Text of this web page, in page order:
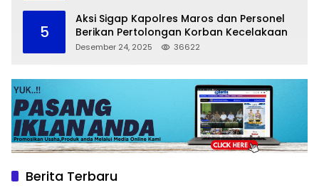
5
Aksi Sigap Kapolres Maros dan Personel
Berikan Pertolongan Korban Kecelakaan
Desember 24, 2025 36622
Berita Terbaru